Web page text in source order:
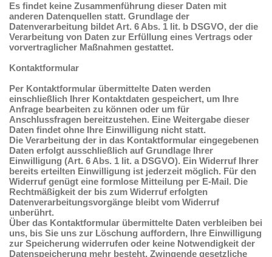
Es findet keine Zusammenführung dieser Daten mit
anderen Datenquellen statt. Grundlage der
Datenverarbeitung bildet Art. 6 Abs. 1 lit. b DSGVO, der die
Verarbeitung von Daten zur Erfüllung eines Vertrags oder
vorvertraglicher Maßnahmen gestattet.
Kontaktformular
Per Kontaktformular übermittelte Daten werden
einschließlich Ihrer Kontaktdaten gespeichert, um Ihre
Anfrage bearbeiten zu können oder um für
Anschlussfragen bereitzustehen. Eine Weitergabe dieser
Daten findet ohne Ihre Einwilligung nicht statt.
Die Verarbeitung der in das Kontaktformular eingegebenen
Daten erfolgt ausschließlich auf Grundlage Ihrer
Einwilligung (Art. 6 Abs. 1 lit. a DSGVO). Ein Widerruf Ihrer
bereits erteilten Einwilligung ist jederzeit möglich. Für den
Widerruf genügt eine formlose Mitteilung per E-Mail. Die
Rechtmäßigkeit der bis zum Widerruf erfolgten
Datenverarbeitungsvorgänge bleibt vom Widerruf
unberührt.
Über das Kontaktformular übermittelte Daten verbleiben bei
uns, bis Sie uns zur Löschung auffordern, Ihre Einwilligung
zur Speicherung widerrufen oder keine Notwendigkeit der
Datenspeicherung mehr besteht. Zwingende gesetzliche